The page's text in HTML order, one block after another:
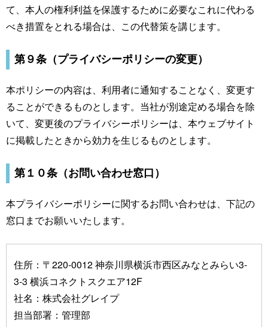
て、本人の権利利益を保護するために必要なこれに代わる
べき措置をとれる場合は、この代替策を講じます。
第９条（プライバシーポリシーの変更）
本ポリシーの内容は、利用者に通知することなく、変更す
ることができるものとします。当社が別途定める場合を除
いて、変更後のプライバシーポリシーは、本ウェブサイト
に掲載したときから効力を生じるものとします。
第１０条（お問い合わせ窓口）
本プライバシーポリシーに関するお問い合わせは、下記の
窓口までお願いいたします。
住所：〒220-0012 神奈川県横浜市西区みなとみらい3-
3-3 横浜コネクトスクエア12F
社名：株式会社グレイプ
担当部署：管理部